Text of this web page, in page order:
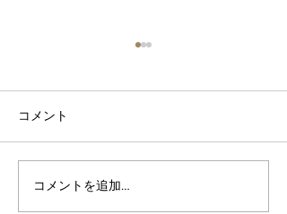
二〇二二年
コメント
コメントを追加…